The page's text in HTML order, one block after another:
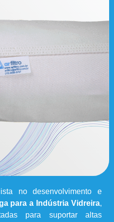
no desenvolvimento e
para a Indústria Vidreira,
para suportar altas